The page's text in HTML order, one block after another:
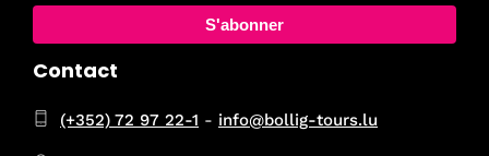
S'abonner
Contact
(+352) 72 97 22-1 - info@bollig-tours.lu